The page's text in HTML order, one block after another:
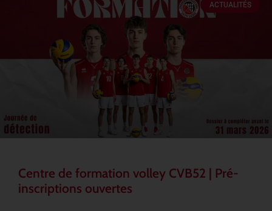
ACTUALITÉS
Centre de formation volley CVB52 | Pré-
inscriptions ouvertes